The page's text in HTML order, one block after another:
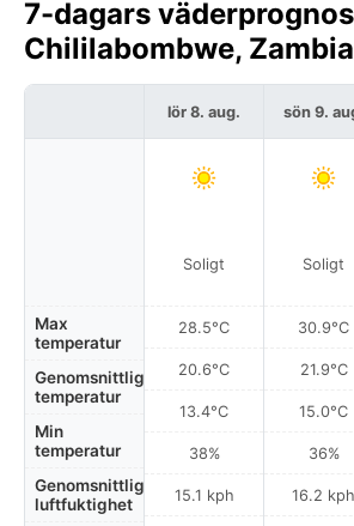
7-dagars
Chililabombwe,
Max
temperatur
Genomsnittlig
temperatur
Min
temperatur
Genomsnittlig
luftfuktighet
lör 8. aug.
Soligt
28.5°C
20.6°C
13.4°C
38%
15.1 kph
sön 9.
Soligt
30.9°C
21.9°C
15.0°C
36%
16.2 kph